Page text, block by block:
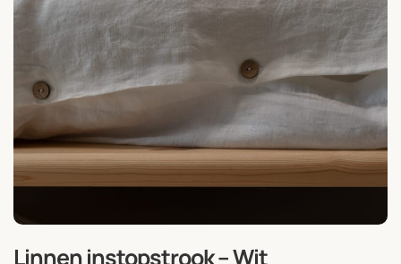
Linnen instopstrook – Wit